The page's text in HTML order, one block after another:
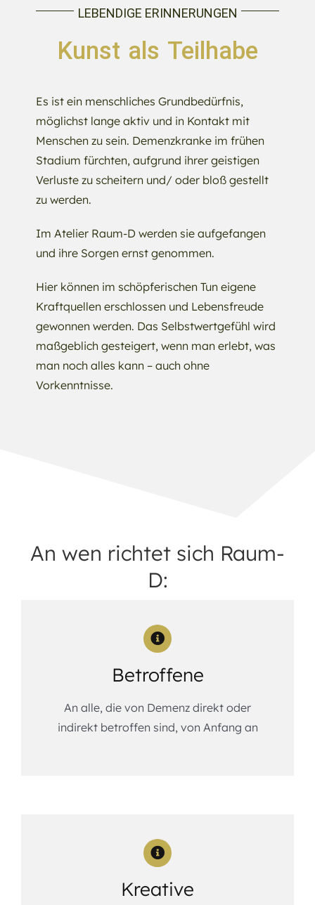
LEBENDIGE ERINNERUNGEN
Kunst als Teilhabe
Es ist ein menschliches Grundbedürfnis,
möglichst lange aktiv und in Kontakt mit
Menschen zu sein. Demenzkranke im frühen
Stadium fürchten, aufgrund ihrer geistigen
Verluste zu scheitern und/ oder bloß gestellt
zu werden.
Im Atelier Raum-D werden sie aufgefangen
und ihre Sorgen ernst genommen.
Hier können im schöpferischen Tun eigene
Kraftquellen erschlossen und Lebensfreude
gewonnen werden. Das Selbstwertgefühl wird
maßgeblich gesteigert, wenn man erlebt, was
man noch alles kann – auch ohne
Vorkenntnisse.
An wen richtet sich Raum-
D:
Betroffene
An alle, die von Demenz direkt oder
indirekt betroffen sind, von Anfang an
Kreative